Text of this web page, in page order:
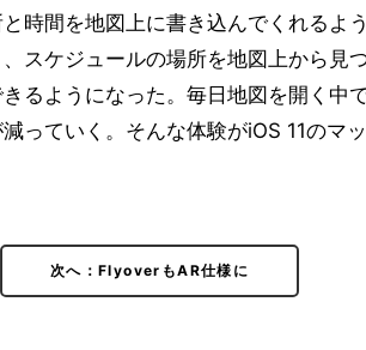
時間を地図上に書き込んでくれるよ
スケジュールの場所を地図上から見
るようになった。毎日地図を開く中
っていく。そんな体験がiOS 11のマ
次へ：FlyoverもAR仕様に